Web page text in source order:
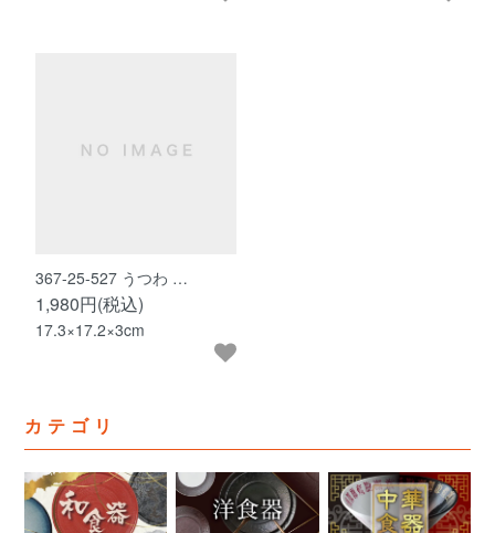
367-25-527 うつわ …
1,980円(税込)
17.3×17.2×3cm
カテゴリ